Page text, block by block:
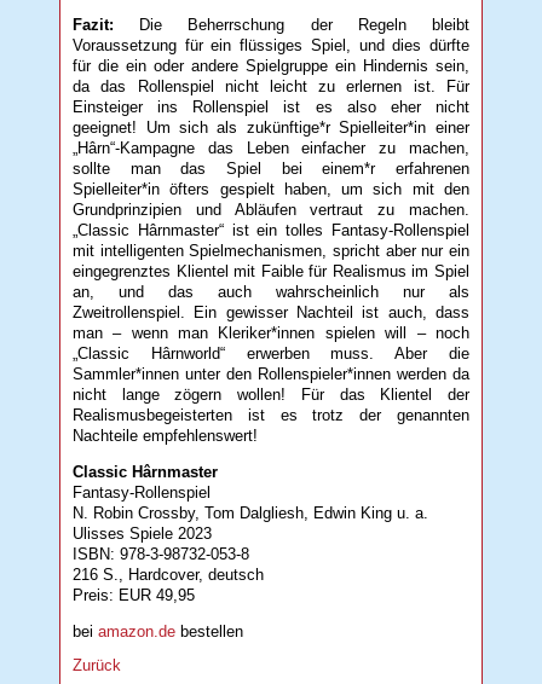
Fazit: Die Beherrschung der Regeln bleibt
Voraussetzung für ein flüssiges Spiel, und dies dürfte
für die ein oder andere Spielgruppe ein Hindernis sein,
da das Rollenspiel nicht leicht zu erlernen ist. Für
Einsteiger ins Rollenspiel ist es also eher nicht
geeignet! Um sich als zukünftige*r Spielleiter*in einer
„Hârn“-Kampagne das Leben einfacher zu machen,
sollte man das Spiel bei einem*r erfahrenen
Spielleiter*in öfters gespielt haben, um sich mit den
Grundprinzipien und Abläufen vertraut zu machen.
„Classic Hârnmaster“ ist ein tolles Fantasy-Rollenspiel
mit intelligenten Spielmechanismen, spricht aber nur ein
eingegrenztes Klientel mit Faible für Realismus im Spiel
an, und das auch wahrscheinlich nur als
Zweitrollenspiel. Ein gewisser Nachteil ist auch, dass
man – wenn man Kleriker*innen spielen will – noch
„Classic Hârnworld“ erwerben muss. Aber die
Sammler*innen unter den Rollenspieler*innen werden da
nicht lange zögern wollen! Für das Klientel der
Realismusbegeisterten ist es trotz der genannten
Nachteile empfehlenswert!
Classic Hârnmaster
Fantasy-Rollenspiel
N. Robin Crossby, Tom Dalgliesh, Edwin King u. a.
Ulisses Spiele 2023
ISBN: 978-3-98732-053-8
216 S., Hardcover, deutsch
Preis: EUR 49,95
beiamazon.de bestellen
Zurück